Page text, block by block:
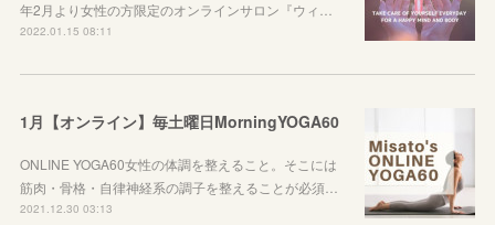
年2月より女性の方限定のオンラインサロン『ウィ…
2022.01.15 08:11
1月【オンライン】毎土曜日MorningYOGA60
ONLINE YOGA60女性の体調を整えること。そこには
筋肉・骨格・自律神経系の調子を整えることが必須…
2021.12.30 03:13